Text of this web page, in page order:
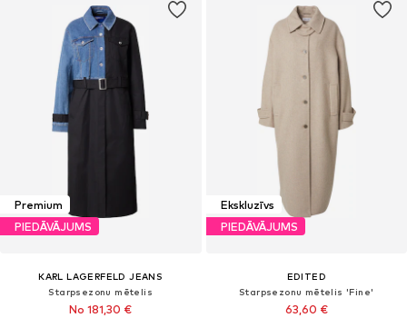
Premium
PIEDĀVĀJUMS
KARL LAGERFELD JEANS
Starpsezonu mētelis
No 181,30 €
Ekskluzīvs
PIEDĀVĀJUMS
EDITED
Starpsezonu mētelis 'Fine'
63,60 €